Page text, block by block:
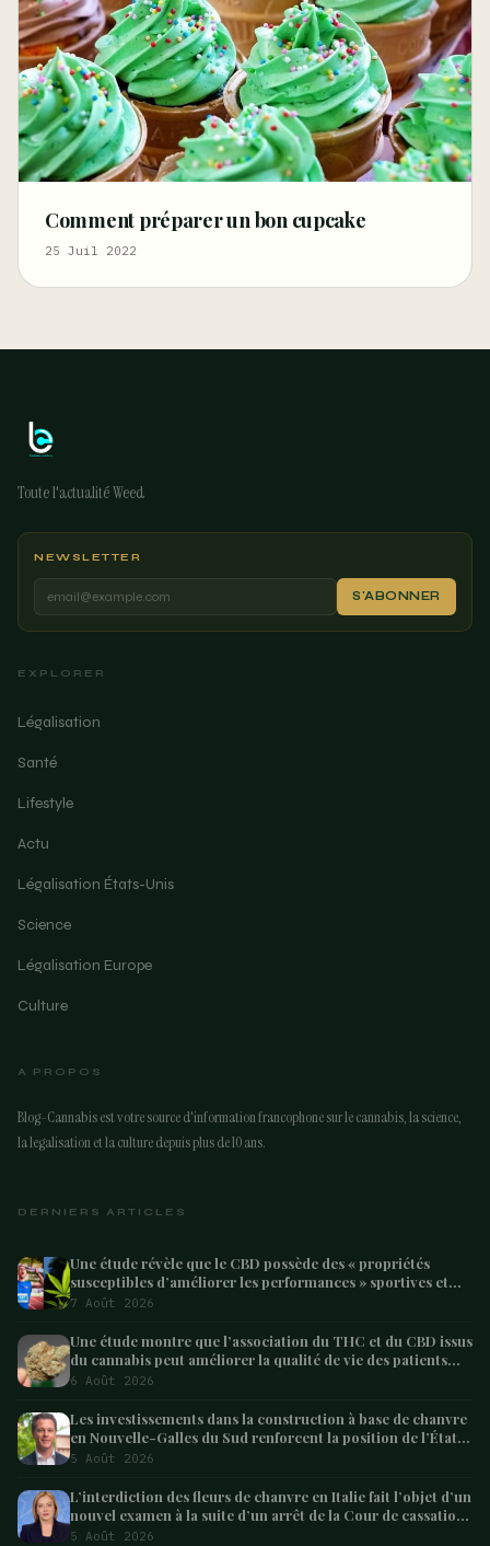
Comment préparer un bon cupcake
25 Juil 2022
Toute l'actualité Weed
NEWSLETTER
S'ABONNER
EXPLORER
Légalisation
Santé
Lifestyle
Actu
Légalisation États-Unis
Science
Légalisation Europe
Culture
A PROPOS
Blog-Cannabis est votre source d'information francophone sur le cannabis, la science,
la legalisation et la culture depuis plus de 10 ans.
DERNIERS ARTICLES
Une étude révèle que le CBD possède des « propriétés
susceptibles d’améliorer les performances » sportives et
pourrait aider les athlètes à récupérer après l’effort
7 Août 2026
Une étude montre que l’association du THC et du CBD issus
du cannabis peut améliorer la qualité de vie des patients
atteints de démence – Marijuana Moment
6 Août 2026
Les investissements dans la construction à base de chanvre
en Nouvelle-Galles du Sud renforcent la position de l’État
en tant que leader australien
5 Août 2026
L’interdiction des fleurs de chanvre en Italie fait l’objet d’un
nouvel examen à la suite d’un arrêt de la Cour de cassation
concernant les saisies
5 Août 2026